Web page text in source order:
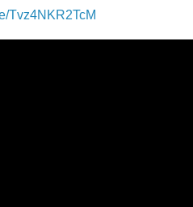
Tvz4NKR2TcM